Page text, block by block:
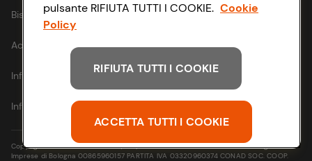
Bisogno di aiuto?
Accessibilità
Informativa cookie
Informativa privacy
Copyright © 2021- Via Michelino, 59 | 40127 BOLOGNA Codice Fiscale e Registro
Imprese di Bologna 00865960157 PARTITA IVA 03320960374 CONAD SOC. COOP.
pulsante RIFIUTA TUTTI I COOKIE. Cookie
Policy
RIFIUTA TUTTI I COOKIE
ACCETTA TUTTI I COOKIE